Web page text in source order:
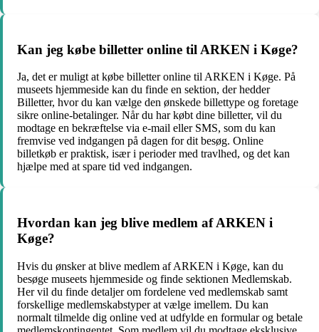
Kan jeg købe billetter online til ARKEN i Køge?
Ja, det er muligt at købe billetter online til ARKEN i Køge. På
museets hjemmeside kan du finde en sektion, der hedder
Billetter, hvor du kan vælge den ønskede billettype og foretage
sikre online-betalinger. Når du har købt dine billetter, vil du
modtage en bekræftelse via e-mail eller SMS, som du kan
fremvise ved indgangen på dagen for dit besøg. Online
billetkøb er praktisk, især i perioder med travlhed, og det kan
hjælpe med at spare tid ved indgangen.
Hvordan kan jeg blive medlem af ARKEN i
Køge?
Hvis du ønsker at blive medlem af ARKEN i Køge, kan du
besøge museets hjemmeside og finde sektionen Medlemskab.
Her vil du finde detaljer om fordelene ved medlemskab samt
forskellige medlemskabstyper at vælge imellem. Du kan
normalt tilmelde dig online ved at udfylde en formular og betale